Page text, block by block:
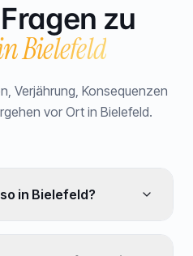
zu
Bielefeld
Verjährung, Konsequenzen
vor Ort in Bielefeld.
in Bielefeld?